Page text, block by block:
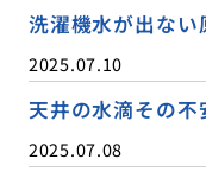
洗濯機水が出ない
2025.07.10
天井の水滴その
2025.07.08